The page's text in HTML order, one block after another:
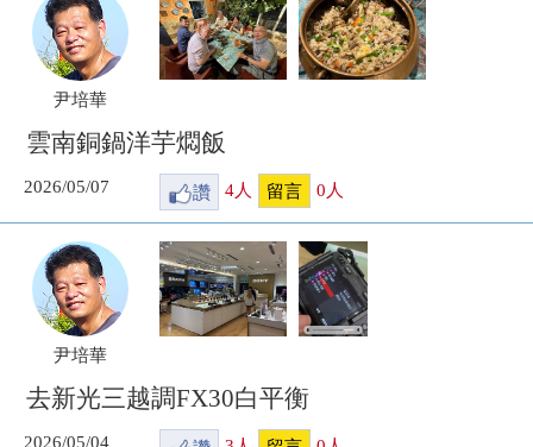
尹培華
雲南銅鍋洋芋燜飯
2026/05/07 讚 4人 留言 0 人
尹培華
去新光三越調FX30白平衡
2026/05/04